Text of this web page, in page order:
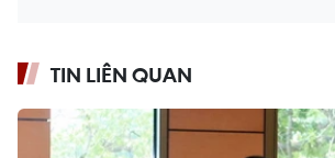
TIN LIÊN QUAN